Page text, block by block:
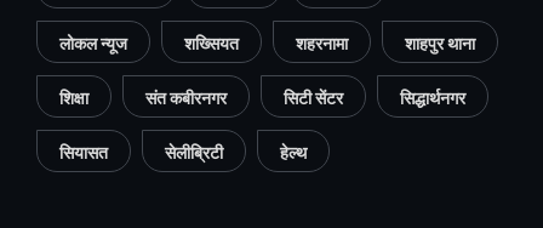
लोकल न्यूज शख्सियत शहरनामा शाहपुर थाना
शिक्षा संत कबीरनगर सिटी सेंटर सिद्धार्थनगर
सियासत सेलीब्रिटी हेल्थ